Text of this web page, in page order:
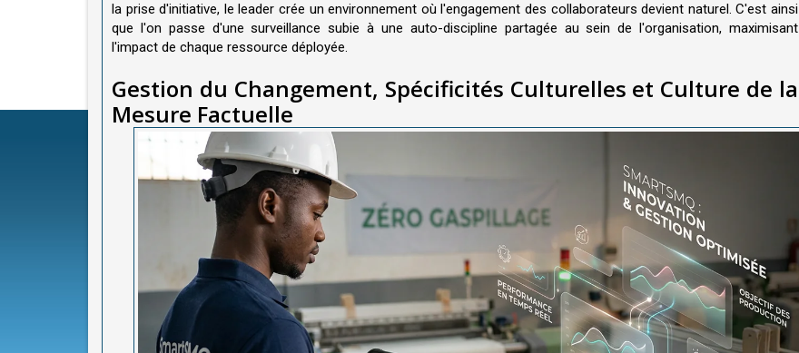
la prise d'initiative, le leader crée un environnement où l'engagement des collaborateurs devient naturel. C'est ainsi
que l'on passe d'une surveillance subie à une auto-discipline partagée au sein de l'organisation, maximisant
l'impact de chaque ressource déployée.
Gestion du Changement, Spécificités Culturelles et Culture de la
Mesure Factuelle